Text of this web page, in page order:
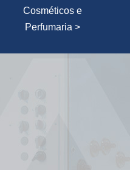
Cosméticos e
Perfumaria >